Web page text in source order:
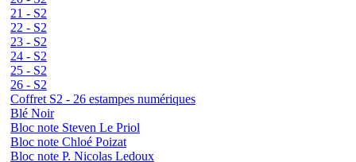
21 - S2
22 - S2
23 - S2
24 - S2
25 - S2
26 - S2
Coffret S2 - 26 estampes numériques
Blé Noir
Bloc note Steven Le Priol
Bloc note Chloé Poizat
Bloc note P. Nicolas Ledoux